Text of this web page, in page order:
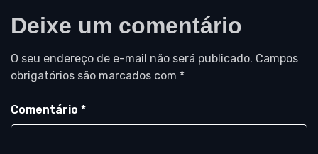
Deixe um comentário
O seu endereço de e-mail não será publicado. Campos
obrigatórios são marcados com *
Comentário *